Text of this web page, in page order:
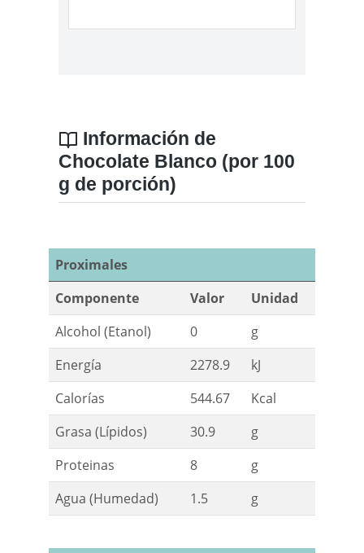
Información de
Chocolate Blanco (por 100
g de porción)
Proximales
Componente
Valor
Unidad
Alcohol (Etanol)
0
g
Energía
2278.9
kJ
Calorías
544.67
Kcal
Grasa (Lípidos)
30.9
g
Proteinas
8
g
Agua (Humedad)
1.5 g